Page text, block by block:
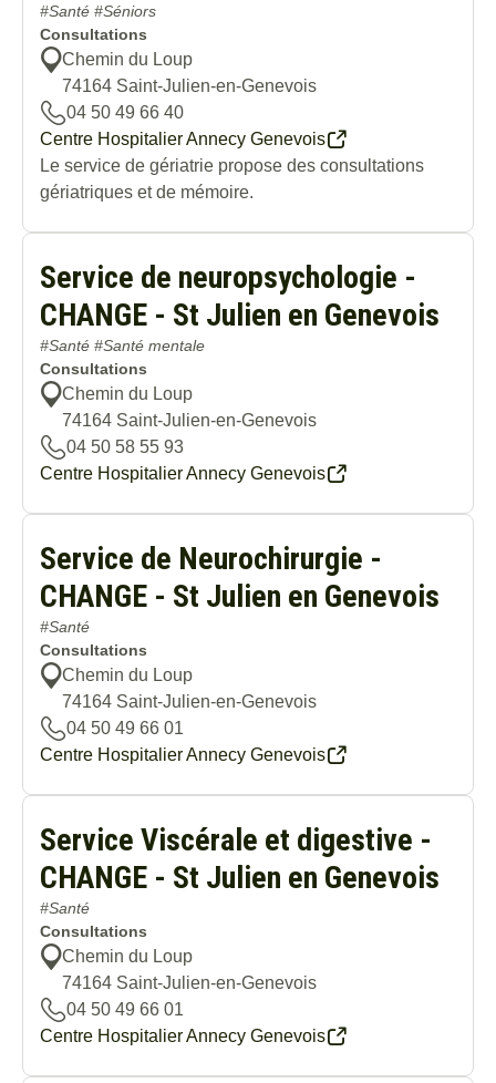
#Santé #Séniors
Consultations
Chemin du Loup
74164 Saint-Julien-en-Genevois
04 50 49 66 40
Centre Hospitalier Annecy Genevois
Le service de gériatrie propose des consultations
gériatriques et de mémoire.
Service de neuropsychologie -
CHANGE - St Julien en Genevois
#Santé #Santé mentale
Consultations
Chemin du Loup
74164 Saint-Julien-en-Genevois
04 50 58 55 93
Centre Hospitalier Annecy Genevois
Service de Neurochirurgie -
CHANGE - St Julien en Genevois
#Santé
Consultations
Chemin du Loup
74164 Saint-Julien-en-Genevois
04 50 49 66 01
Centre Hospitalier Annecy Genevois
Service Viscérale et digestive -
CHANGE - St Julien en Genevois
#Santé
Consultations
Chemin du Loup
74164 Saint-Julien-en-Genevois
04 50 49 66 01
Centre Hospitalier Annecy Genevois